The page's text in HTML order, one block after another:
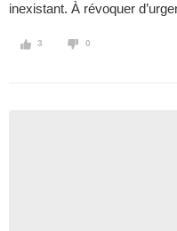
inexistant. À révoquer
3 0